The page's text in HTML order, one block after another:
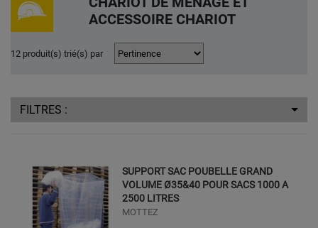
ACCESSOIRE CHARIOT
12 produit(s) trié(s) par
FILTRES :
SUPPORT SAC POUBELLE GRAND
VOLUME Ø35&40 POUR SACS 1000 A
2500 LITRES
MOTTEZ